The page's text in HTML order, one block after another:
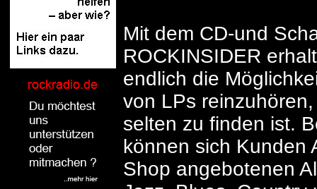
Mit dem CD-und
ROCKINSIDER
endlich die
von LPs
selten zu finden ist.
können sich Kunden
Shop angebotenen